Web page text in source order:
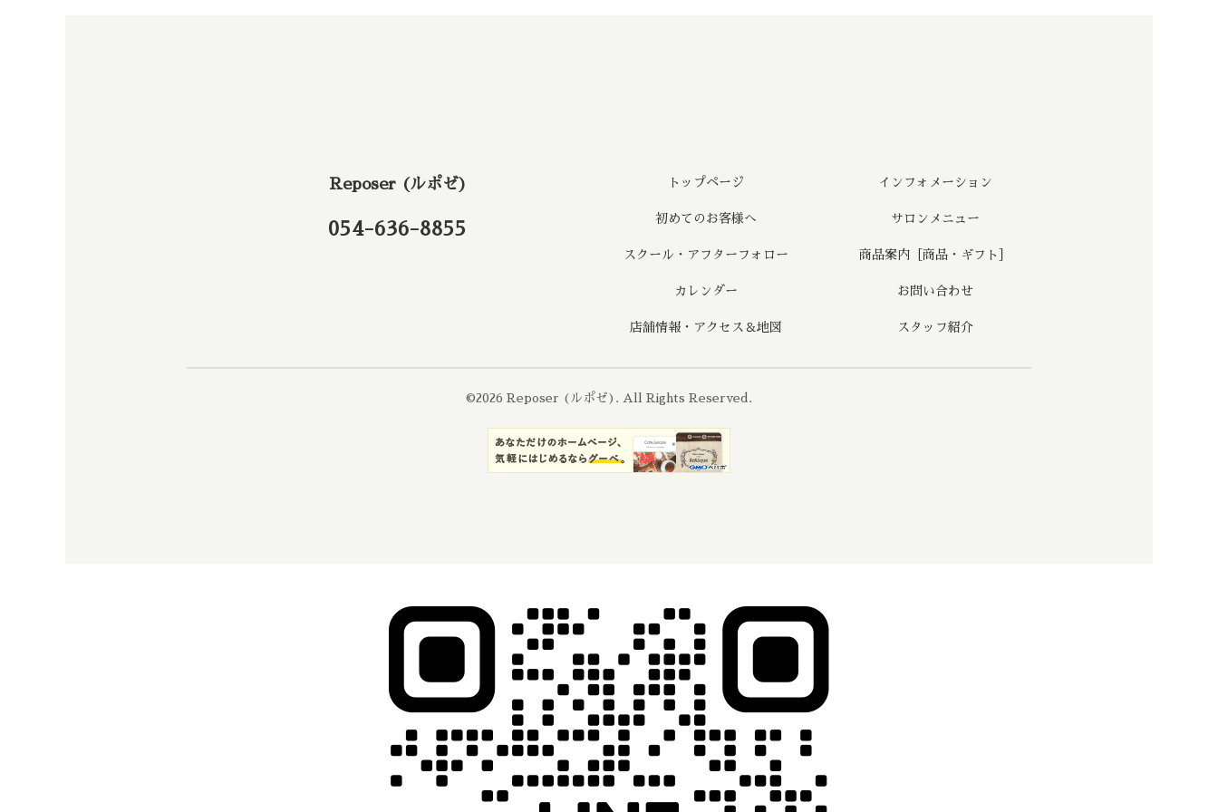
Reposer (ルポゼ)
054-636-8855
トップページ インフォメーション
初めてのお客様へ サロンメニュー
スクール・アフターフォロー 商品案内［商品・ギフト］
カレンダー お問い合わせ
店舗情報・アクセス＆地図 スタッフ紹介
©2026 Reposer (ルポゼ) . All Rights Reserved.